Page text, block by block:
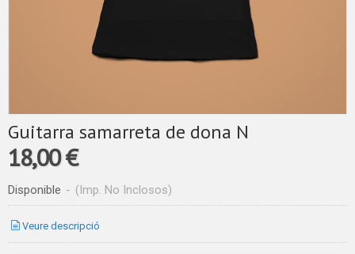
Guitarra samarreta de dona N
18,00 €
Disponible - (Imp. No Inclosos)
Veure descripció